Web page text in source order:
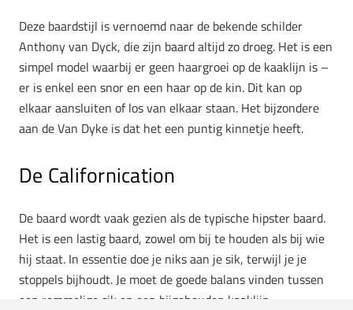
Deze baardstijl is vernoemd naar de bekende schilder
Anthony van Dyck, die zijn baard altijd zo droeg. Het is een
simpel model waarbij er geen haargroei op de kaaklijn is –
er is enkel een snor en een haar op de kin. Dit kan op
elkaar aansluiten of los van elkaar staan. Het bijzondere
aan de Van Dyke is dat het een puntig kinnetje heeft.
De Californication
De baard wordt vaak gezien als de typische hipster baard.
Het is een lastig baard, zowel om bij te houden als bij wie
hij staat. In essentie doe je niks aan je sik, terwijl je je
stoppels bijhoudt. Je moet de goede balans vinden tussen
een rommelige sik en een bijgehouden kaaklijn.